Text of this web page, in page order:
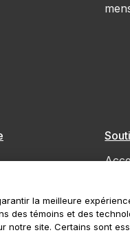
Avis
la meilleure
des témoins et des
notre site. Certains sont